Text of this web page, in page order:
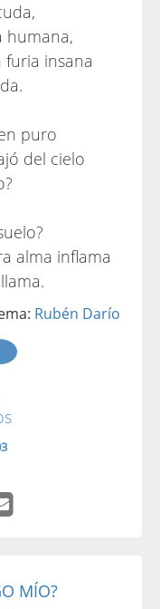
humana,
insana
puro
del cielo
alma inflama
Rubén Darío
MÍO?